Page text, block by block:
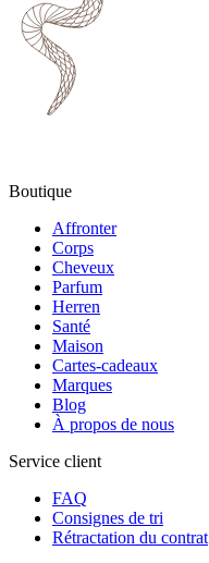
Boutique
Affronter
Corps
Cheveux
Parfum
Herren
Santé
Maison
Cartes-cadeaux
Marques
Blog
À propos de nous
Service client
FAQ
Consignes de tri
Rétractation du contrat